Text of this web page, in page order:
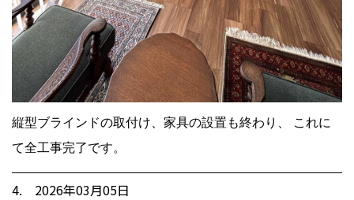
縦型ブラインドの取付け、家具の設置も終わり、 これに
て全工事完了です。
4. 2026年03月05日